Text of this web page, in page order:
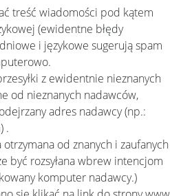
treść wiadomości pod kątem
(ewidentne błędy
i językowe sugerują spam
z ewidentnie nieznanych
od nieznanych nadawców,
adres nadawcy (np.:
.
od znanych i zaufanych
być rozsyłana wbrew intencjom
komputer nadawcy.)